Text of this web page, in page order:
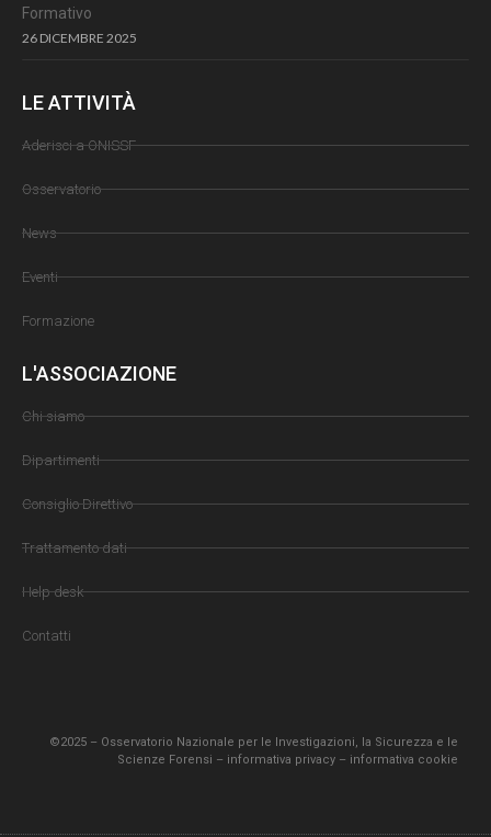
L'ASSOCIAZIONE
Chi siamo
Dipartimenti
Consiglio Direttivo
Trattamento dati
Help desk
Contatti
LE ATTIVITÀ
Aderisci a ONISSF
Osservatorio
News
Eventi
Formazione
Formativo
26 DICEMBRE 2025
©2025 – Osservatorio Nazionale per le Investigazioni, la Sicurezza e le
Scienze Forensi – informativa privacy – informativa cookie